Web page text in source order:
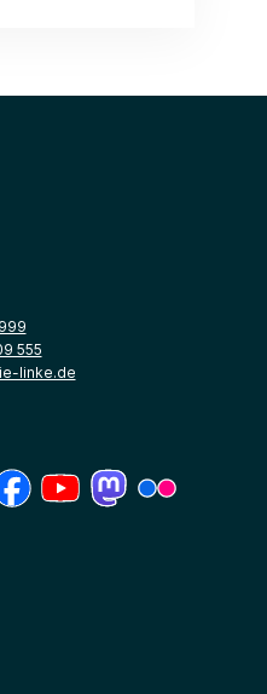
555
linke.de
Fenster)
neues Fenster)
ein neues Fenster)
öffnet ein neues Fenster)
(Link öffnet ein neues Fenster)
(Link öffnet ein neues
(Link öffnet ein